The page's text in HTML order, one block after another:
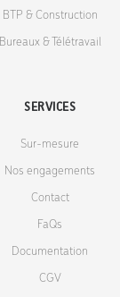
BTP & Construction
Bureaux & Télétravail
SERVICES
Sur-mesure
Nos engagements
Contact
FaQs
Documentation
CGV